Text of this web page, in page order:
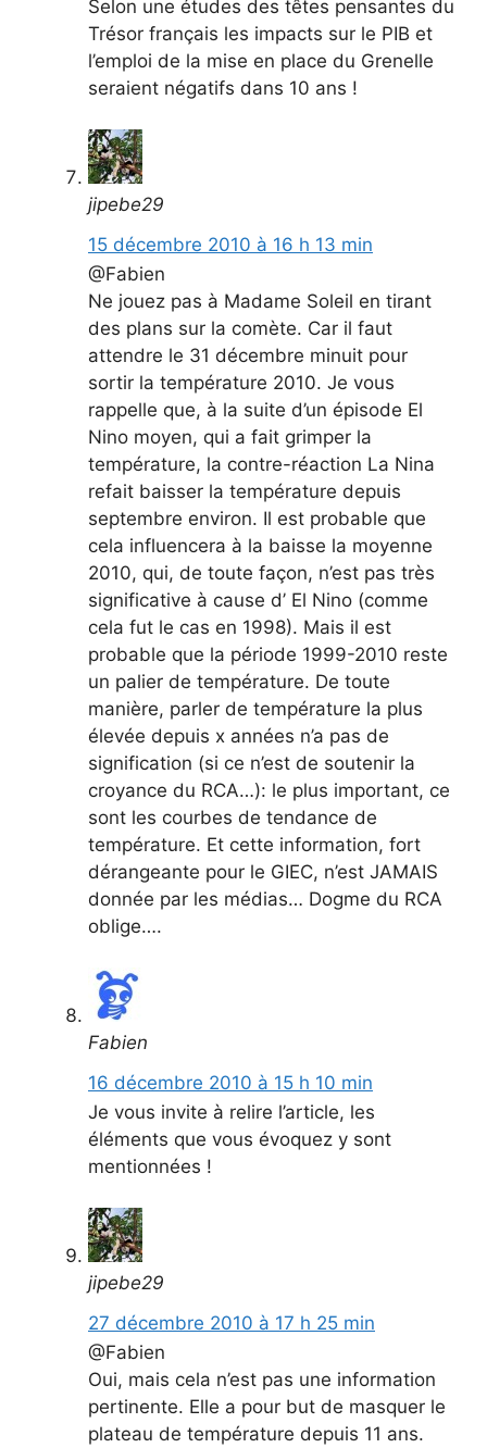
Selon une études des têtes pensantes du
Trésor français les impacts sur le PIB et
l’emploi de la mise en place du Grenelle
seraient négatifs dans 10 ans !
jipebe29
15 décembre 2010 à 16 h 13 min
@Fabien
Ne jouez pas à Madame Soleil en tirant
des plans sur la comète. Car il faut
attendre le 31 décembre minuit pour
sortir la température 2010. Je vous
rappelle que, à la suite d’un épisode El
Nino moyen, qui a fait grimper la
température, la contre-réaction La Nina
refait baisser la température depuis
septembre environ. Il est probable que
cela influencera à la baisse la moyenne
2010, qui, de toute façon, n’est pas très
significative à cause d’ El Nino (comme
cela fut le cas en 1998). Mais il est
probable que la période 1999-2010 reste
un palier de température. De toute
manière, parler de température la plus
élevée depuis x années n’a pas de
signification (si ce n’est de soutenir la
croyance du RCA…): le plus important, ce
sont les courbes de tendance de
température. Et cette information, fort
dérangeante pour le GIEC, n’est JAMAIS
donnée par les médias… Dogme du RCA
oblige….
Fabien
16 décembre 2010 à 15 h 10 min
Je vous invite à relire l’article, les
éléments que vous évoquez y sont
mentionnées !
jipebe29
27 décembre 2010 à 17 h 25 min
@Fabien
Oui, mais cela n’est pas une information
pertinente. Elle a pour but de masquer le
plateau de température depuis 11 ans.